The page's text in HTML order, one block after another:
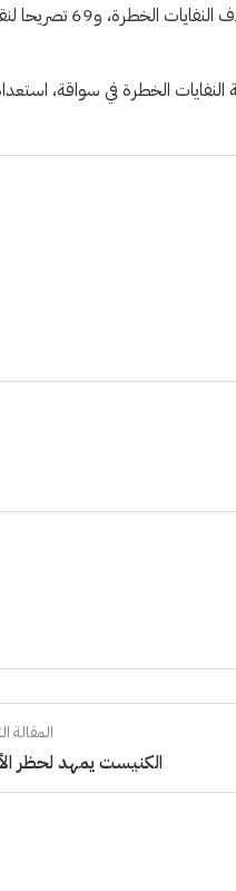
وفي ملف النفايات الخطرة، تشير الأرقام إلى نشاط متزايد في تنظيم هذا القطاع، إذ أصدرت الوزارة 512
معالجة النفايات الخطرة في سواقة،
المقالة
الكنيست يمهد لحظر